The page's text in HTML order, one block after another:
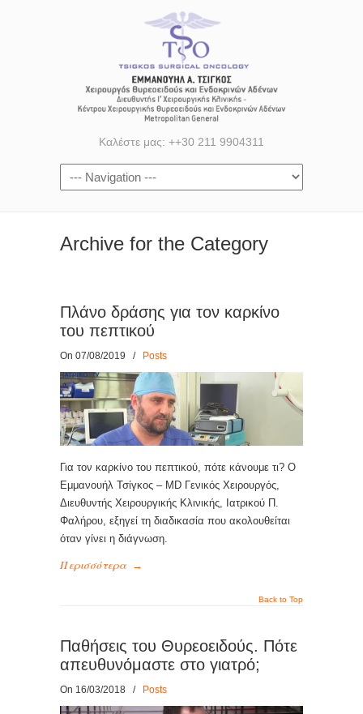
Καλέστε μας: ++30 211 9904311
Archive for the Category
Πλάνο δράσης για τον καρκίνο
του πεπτικού
On 07/08/2019 / Posts
Για τον καρκίνο του πεπτικού, πότε κάνουμε τι? Ο
Εμμανουήλ Τσίγκος – MD Γενικός Χειρουργός,
Διευθυντής Χειρουργικής Κλινικής, Ιατρικού Π.
Φαλήρου, εξηγεί τη διαδικασία που ακολουθείται
όταν γίνει η διάγνωση.
Περισσότερα →
Back to Top
Παθήσεις του Θυρεοειδούς. Πότε
απευθυνόμαστε στο γιατρό;
On 16/03/2018 / Posts